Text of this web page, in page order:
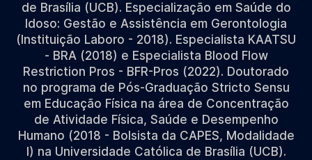
de Brasília (UCB). Especialização em Saúde do
Idoso: Gestão e Assistência em Gerontologia
(Instituição Laboro - 2018). Especialista KAATSU
- BRA (2018) e Especialista Blood Flow
Restriction Pros - BFR-Pros (2022). Doutorado
no programa de Pós-Graduação Stricto Sensu
em Educação Física na área de Concentração
de Atividade Física, Saúde e Desempenho
Humano (2018 - Bolsista da CAPES, Modalidade
I) na Universidade Católica de Brasília (UCB).